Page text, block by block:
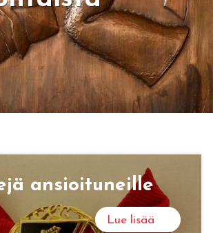
an­sioi­tu­neil­le
Lue lisää